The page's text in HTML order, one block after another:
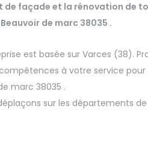
de façade et la rénovation de
de marc 38035 .
est basée sur Varces (38).
à votre service
marc 38035 .
sur les départements